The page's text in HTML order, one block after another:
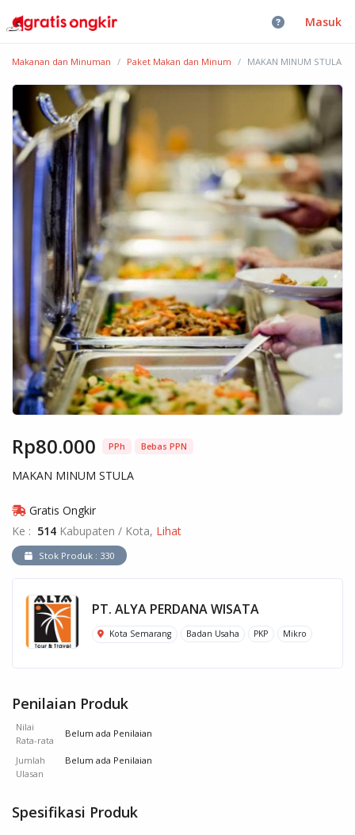
Masuk
Makanan dan Minuman Paket Makan dan Minum MAKAN MINUM STULA
Rp80.000 PPh Bebas PPN
MAKAN MINUM STULA
Gratis Ongkir
Ke : 514 Kabupaten / Kota, Lihat
Stok Produk : 330
PT. ALYA PERDANA WISATA
Kota Semarang Badan Usaha PKP Mikro
Penilaian Produk
Nilai
Rata-rata
Belum ada Penilaian
Jumlah
Ulasan
Belum ada Penilaian
Spesifikasi Produk